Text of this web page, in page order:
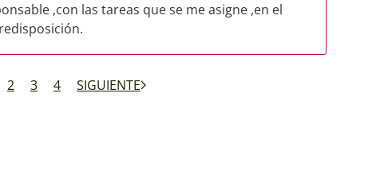
,con las tareas que se me asigne ,en el
2 3 4 SIGUIENTE